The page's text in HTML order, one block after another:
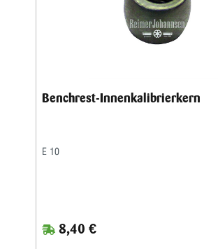
Benchrest-Innenkalibrierkern
E 10
8,40 €